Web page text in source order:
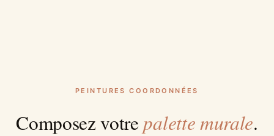
PEINTURES COORDONNÉES
Composez votrepalette murale.